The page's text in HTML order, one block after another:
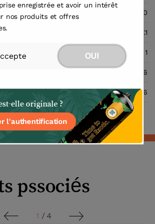
substance UN.Nr 1070
M11X1
1
13x13x36
5.6
pssociés
1 / 4
enregistrée et avoir un intérêt
nos produits et offres
OUI
elle originale ?
l'authentification